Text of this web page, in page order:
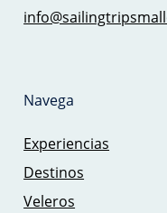
Navega
Experiencias
Destinos
Veleros